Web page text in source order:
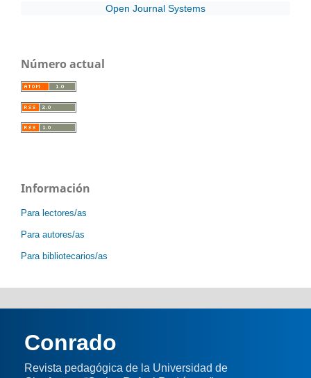
Open Journal Systems
Número actual
Información
Para lectores/as
Para autores/as
Para bibliotecarios/as
Conrado
Revista pedagógica de la Universidad de